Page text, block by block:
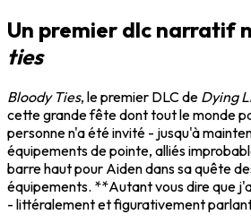
Un premier dlc narratif
ties
Bloody Ties, le premier DLC de Dying
cette grande fête dont tout le monde
personne n'a été invité - jusqu'à
équipements de pointe, alliés
barre haut pour Aiden dans sa quête
équipements. **Autant vous dire que
- littéralement et figurativement